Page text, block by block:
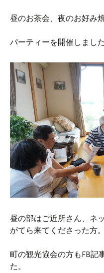
昼のお茶会、夜のお好み
パーティーを開催しました
昼の部はご近所さん、ネ
がてら来てくださった方。
町の観光協会の方もFB記
た。